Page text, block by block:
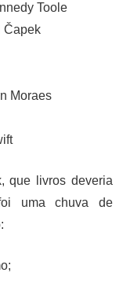
Toole
Čapek
Moraes
que livros deveria
uma chuva de